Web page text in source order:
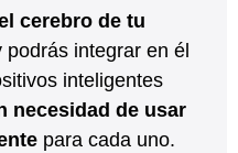
cerebro de tu
podrás integrar en él
inteligentes
necesidad de usar
para cada uno.